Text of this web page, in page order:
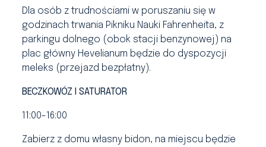
Dla osób z trudnościami w poruszaniu się w
godzinach trwania Pikniku Nauki Fahrenheita, z
parkingu dolnego (obok stacji benzynowej) na
plac główny Hevelianum będzie do dyspozycji
meleks (przejazd bezpłatny).
BECZKOWÓZ I SATURATOR
11:00-16:00
Zabierz z domu własny bidon, na miejscu będzie